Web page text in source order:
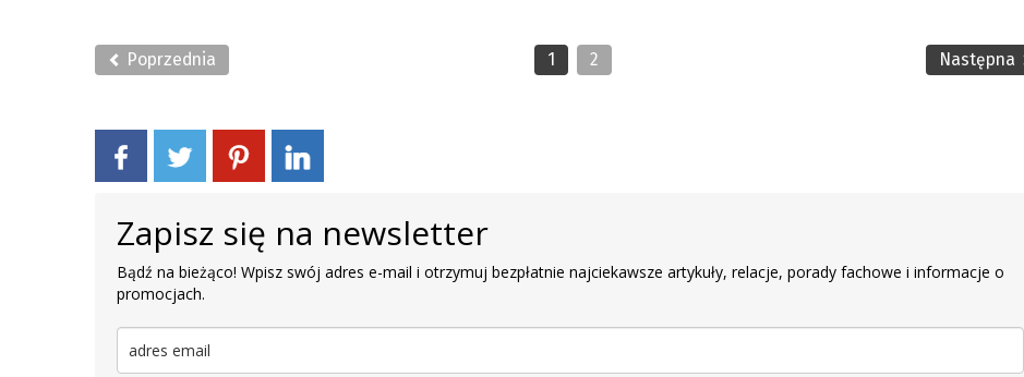
Poprzednia 1 2 Następna
Zapisz się na newsletter
Bądź na bieżąco! Wpisz swój adres e-mail i otrzymuj bezpłatnie najciekawsze artykuły, relacje, porady fachowe i informacje o
promocjach.